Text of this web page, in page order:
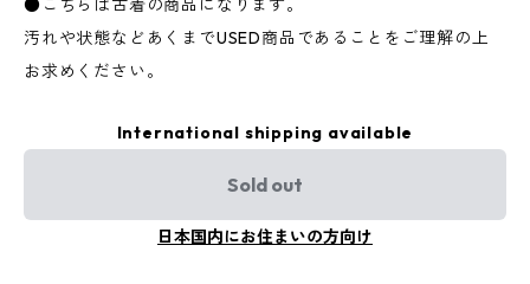
●こちらは古着の商品になります。
汚れや状態などあくまでUSED商品であることをご理解の上
お求めください。
International shipping available
Sold out
日本国内にお住まいの方向け